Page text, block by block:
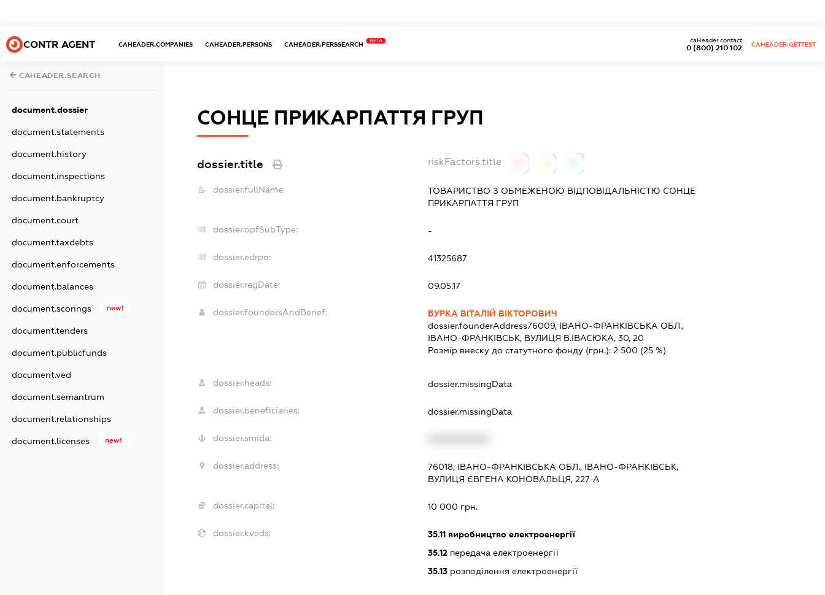
CONTR AGENT CAHEADER.COMPANIES CAHEADER.PERSONS CAHEADER.PERSSEARCH
BETA
0 (800) 210 102
caHeader.contact
CAHEADER.GETTEST
CAHEADER.SEARCH
document.dossier
document.statements
document.history
document.inspections
document.bankruptcy
document.court
document.taxdebts
document.enforcements
document.balances
document.scorings new!
document.tenders
document.publicfunds
document.ved
document.semantrum
document.relationships
document.licenses new!
СОНЦЕ ПРИКАРПАТТЯ ГРУП
dossier.title riskFactors.title
dossier.fullName: ТОВАРИСТВО З ОБМЕЖЕНОЮ ВІДПОВІДАЛЬНІСТЮ СОНЦЕ
ПРИКАРПАТТЯ ГРУП
dossier.opfSubType: -
dossier.edrpo: 41325687
dossier.regDate: 09.05.17
dossier.foundersAndBenef:
БУРКА ВІТАЛІЙ ВІКТОРОВИЧ
dossier.founderAddress76009, ІВАНО-ФРАНКІВСЬКА ОБЛ.,
ІВАНО-ФРАНКІВСЬК, ВУЛИЦЯ В.ІВАСЮКА, 30, 20
Розмір внеску до статутного фонду (грн.):2 500 (25 %)
dossier.heads: dossier.missingData
dossier.beneficiaries: dossier.missingData
dossier.smida:
dossier.address:
76018, ІВАНО-ФРАНКІВСЬКА ОБЛ., ІВАНО-ФРАНКІВСЬК,
ВУЛИЦЯ ЄВГЕНА КОНОВАЛЬЦЯ, 227-А
dossier.capital: 10 000 грн.
dossier.kveds: 35.11 виробництво електроенергії
35.12 передача електроенергії
35.13 розподілення електроенергії